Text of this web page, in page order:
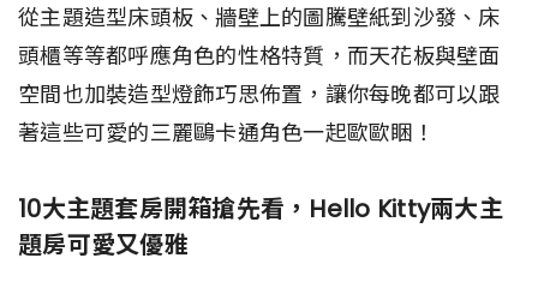
從主題造型床頭板、牆壁上的圖騰壁紙到沙發、床
頭櫃等等都呼應角色的性格特質，而天花板與壁面
空間也加裝造型燈飾巧思佈置，讓你每晚都可以跟
著這些可愛的三麗鷗卡通角色一起歐歐睏！
10大主題套房開箱搶先看，Hello Kitty兩大主
題房可愛又優雅